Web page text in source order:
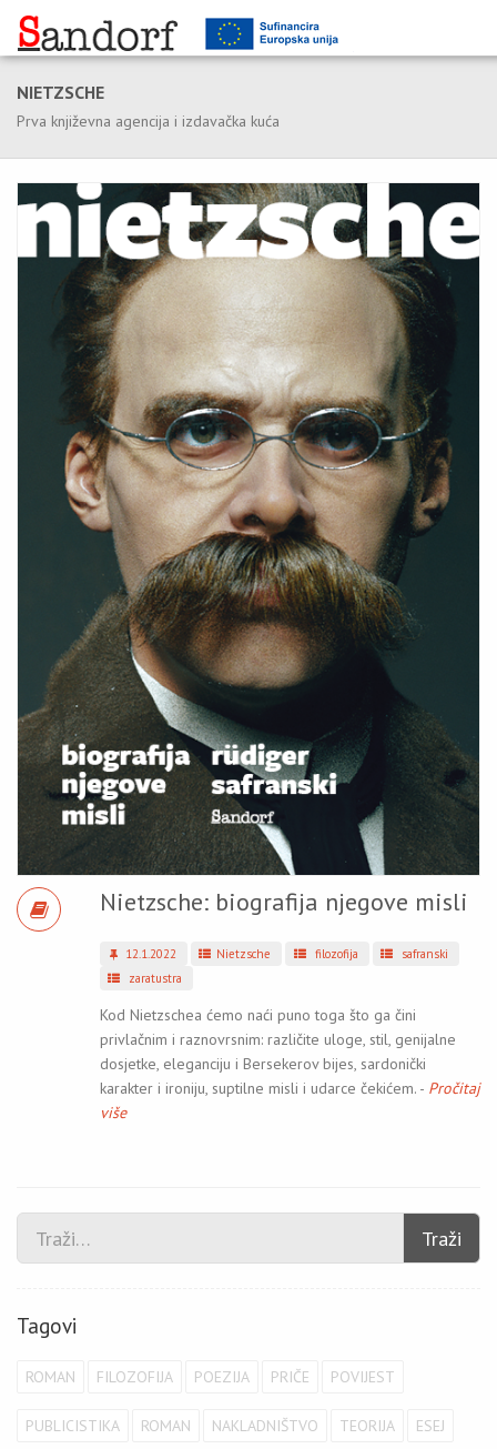
NIETZSCHE
Prva književna agencija i izdavačka kuća
Nietzsche: biografija njegove misli
12.1.2022 Nietzsche filozofija
safranski
zaratustra
Kod Nietzschea ćemo naći puno toga što ga čini
privlačnim i raznovrsnim: različite uloge, stil, genijalne
dosjetke, eleganciju i Bersekerov bijes, sardonički
karakter i ironiju, suptilne misli i udarce čekićem. - Pročitaj
više
Traži
Tagovi
ROMAN FILOZOFIJA POEZIJA PRIČE POVIJEST
PUBLICISTIKA ROMAN NAKLADNIŠTVO TEORIJA ESEJ